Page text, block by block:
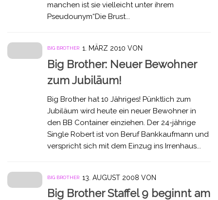
manchen ist sie vielleicht unter ihrem
Pseudounym“Die Brust...
BIG BROTHER 1. MÄRZ 2010 VON
Big Brother: Neuer Bewohner
zum Jubiläum!
Big Brother hat 10 Jähriges! Pünktlich zum
Jubiläum wird heute ein neuer Bewohner in
den BB Container einziehen. Der 24-jährige
Single Robert ist von Beruf Bankkaufmann und
verspricht sich mit dem Einzug ins Irrenhaus...
BIG BROTHER 13. AUGUST 2008 VON
Big Brother Staffel 9 beginnt am